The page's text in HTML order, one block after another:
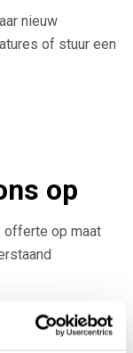
nieuw
of stuur een
op
offerte op maat